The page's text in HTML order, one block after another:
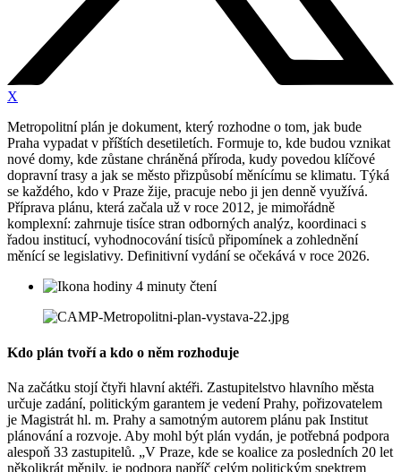
X
Metropolitní plán je dokument, který rozhodne o tom, jak bude
Praha vypadat v příštích desetiletích. Formuje to, kde budou vznikat
nové domy, kde zůstane chráněná příroda, kudy povedou klíčové
dopravní trasy a jak se město přizpůsobí měnícímu se klimatu. Týká
se každého, kdo v Praze žije, pracuje nebo ji jen denně využívá.
Příprava plánu, která začala už v roce 2012, je mimořádně
komplexní: zahrnuje tisíce stran odborných analýz, koordinaci s
řadou institucí, vyhodnocování tisíců připomínek a zohlednění
měnící se legislativy. Definitivní vydání se očekává v roce 2026.
4 minuty čtení
Kdo plán tvoří a kdo o něm rozhoduje
Na začátku stojí čtyři hlavní aktéři. Zastupitelstvo hlavního města
určuje zadání, politickým garantem je vedení Prahy, pořizovatelem
je Magistrát hl. m. Prahy a samotným autorem plánu pak Institut
plánování a rozvoje. Aby mohl být plán vydán, je potřebná podpora
alespoň 33 zastupitelů. „V Praze, kde se koalice za posledních 20 let
několikrát měnily, je podpora napříč celým politickým spektrem